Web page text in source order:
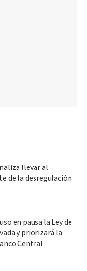
llevar al
de la desregulación
en pausa la Ley de
y priorizará la
Central